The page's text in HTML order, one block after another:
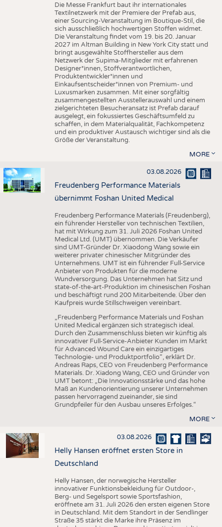
Die Messe Frankfurt baut ihr internationales
Textilnetzwerk mit der Premiere der Prefab aus,
einer Sourcing-Veranstaltung im Boutique-Stil, die
sich ausschließlich hochwertigen Stoffen widmet.
Die Veranstaltung findet vom 19. bis 20. Januar
2027 im Altman Building in New York City statt und
bringt ausgewählte Stoffhersteller aus dem
Netzwerk der Supima-Mitglieder mit erfahrenen
Designer*innen, Stoffverantwortlichen,
Produktentwickler*innen und
Einkaufsentscheider*innen von Premium- und
Luxusmarken zusammen. Mit einer sorgfältig
zusammengestellten Ausstellerauswahl und einem
zielgerichteten Besucheransatz ist Prefab darauf
ausgelegt, ein fokussiertes Geschäftsumfeld zu
schaffen, in dem Materialqualität, Fachkompetenz
und ein produktiver Austausch wichtiger sind als die
Größe der Veranstaltung.
MORE
03.08.2026
Freudenberg Performance Materials
übernimmt Foshan United Medical
Freudenberg Performance Materials (Freudenberg),
ein führender Hersteller von technischen Textilien,
hat mit Wirkung zum 31. Juli 2026 Foshan United
Medical Ltd. (UMT) übernommen. Die Verkäufer
sind UMT-Gründer Dr. Xiaodong Wang sowie ein
weiterer privater chinesischer Mitgründer des
Unternehmens. UMT ist ein führender Full-Service
Anbieter von Produkten für die moderne
Wundversorgung. Das Unternehmen hat Sitz und
state-of-the-art-Produktion im chinesischen Foshan
und beschäftigt rund 200 Mitarbeitende. Über den
Kaufpreis wurde Stillschweigen vereinbart.
„Freudenberg Performance Materials und Foshan
United Medical ergänzen sich strategisch ideal.
Durch den Zusammenschluss bieten wir künftig als
innovativer Full-Service-Anbieter Kunden im Markt
für Advanced Wound Care ein einzigartiges
Technologie- und Produktportfolio“, erklärt Dr.
Andreas Raps, CEO von Freudenberg Performance
Materials. Dr. Xiadong Wang, CEO und Gründer von
UMT betont: „Die Innovationsstärke und das hohe
Maß an Kundenorientierung unserer Unternehmen
passen hervorragend zueinander, sie sind
Grundpfeiler für den Ausbau unseres Erfolges.“
MORE
03.08.2026
Helly Hansen eröffnet ersten Store in
Deutschland
Helly Hansen, der norwegische Hersteller
innovativer Funktionsbekleidung für Outdoor-,
Berg- und Segelsport sowie Sportsfashion,
eröffnete am 31. Juli 2026 den ersten eigenen Store
in Deutschland. Mit dem Standort in der Sendlinger
Straße 35 stärkt die Marke ihre Präsenz im